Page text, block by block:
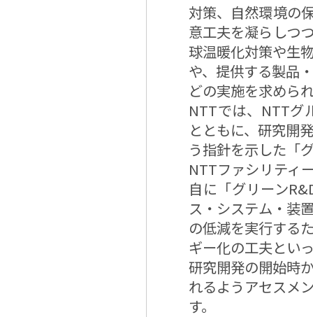
対策、自然環境の
意工夫を凝らしつ
球温暖化対策や生
や、提供する製品
どの実施を求めら
NTTでは、NTTグ
とともに、研究開
う指針を示した「
NTTファシリティ
自に「グリーン
ス・システム・装
の低減を実行する
ギー化の工夫とい
研究開発の開始時
れるようアセスメ
す。